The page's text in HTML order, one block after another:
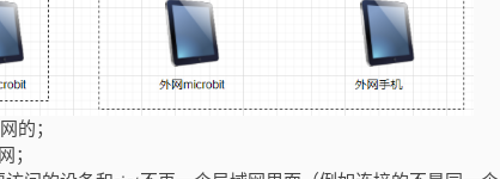
的；
；